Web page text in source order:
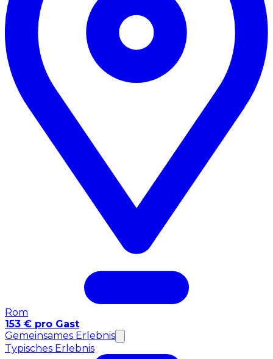
Rom
153 € pro Gast
Gemeinsames Erlebnis
Typisches Erlebnis